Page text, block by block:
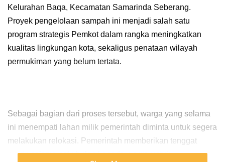
Kelurahan Baqa, Kecamatan Samarinda Seberang.
Proyek pengelolaan sampah ini menjadi salah satu
program strategis Pemkot dalam rangka meningkatkan
kualitas lingkungan kota, sekaligus penataan wilayah
permukiman yang belum tertata.
Sebagai bagian dari proses tersebut, warga yang selama
ini menempati lahan milik pemerintah diminta untuk segera
melakukan relokasi. Pemerintah memberikan tenggat
waktu selama satu bulan kepada warga untuk